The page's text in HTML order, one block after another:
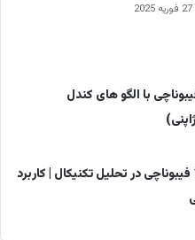
27 فوریه 2025
با الگو های کندل
آموزش 0 تا 100 فیبوناچی در تحلیل تکنیکال | کاربرد